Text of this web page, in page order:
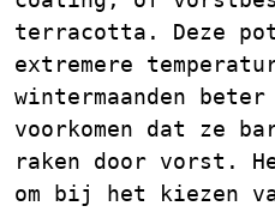
terracotta. Deze
extremere
wintermaanden
voorkomen dat ze
raken door vorst.
om bij het kiezen